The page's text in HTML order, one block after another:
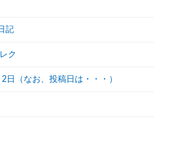
記
ク
（なお、投稿日は・・・）